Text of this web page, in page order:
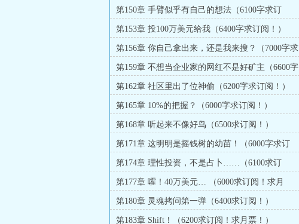
第150章 手臂似乎有自己的想法（6100字求订
阅！）
第153章 投100万美元给我（6400字求订阅！）
第156章 你自己拿出来，还是我来搜？（7000字求
订阅！）
第159章 不想当企业家的网红不是好矿主（6600字
求订阅！）
第162章 社区里出了位神偷（6200字求订阅！）
第165章 10%的把握？（6000字求订阅！）
第168章 听起来不像好鸟（6500求订阅！）
第171章 这明明是摇钱树的幼苗！（6000字求订
阅！）
第174章 理性投资，不是占卜……（6100求订
阅！）
第177章 嚯！40万美元… （6000求订阅！求月
票！）
第180章 灵魂拷问第一弹（6400求订阅！）
第183章 Shift！（6200求订阅！求月票！）